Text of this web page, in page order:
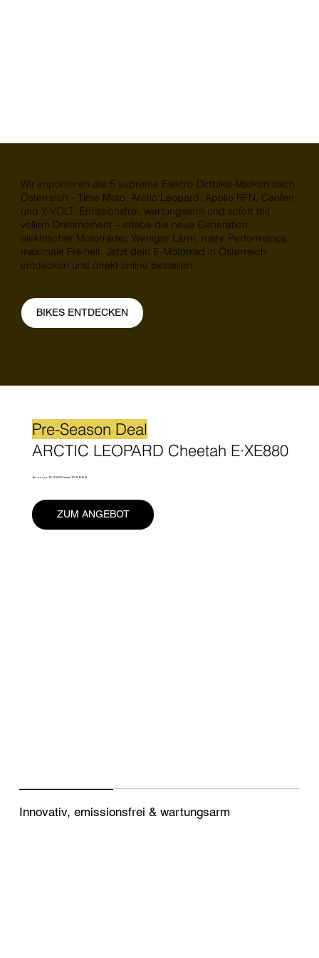
Wir importieren die 5 supreme Elektro-Dirtbike-Marken nach
Österreich - Time Moto, Arctic Leopard, Apollo RFN, Caofen
und Y-VOLT. Emissionsfrei, wartungsarm und sofort mit
vollem Drehmoment – erlebe die neue Generation
elektrischer Motorräder. Weniger Lärm, mehr Performance,
maximale Freiheit. Jetzt dein E-Motorrad in Österreich
entdecken und direkt online bestellen.
BIKES ENTDECKEN
Pre-Season Deal
ARCTIC LEOPARD Cheetah E·XE880
Jetzt nur 10.490 € statt 10.999 €
ZUM ANGEBOT
Innovativ, emissionsfrei & wartungsarm